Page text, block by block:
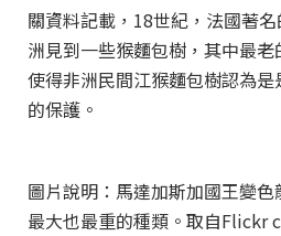
關資料記載，18世紀，法國著
洲見到一些猴麵包樹，其中最老
使得非洲民間江猴麵包樹認為
的保護。
圖片說明：馬達加斯加國王變
最大也最重的種類。取自Flickr